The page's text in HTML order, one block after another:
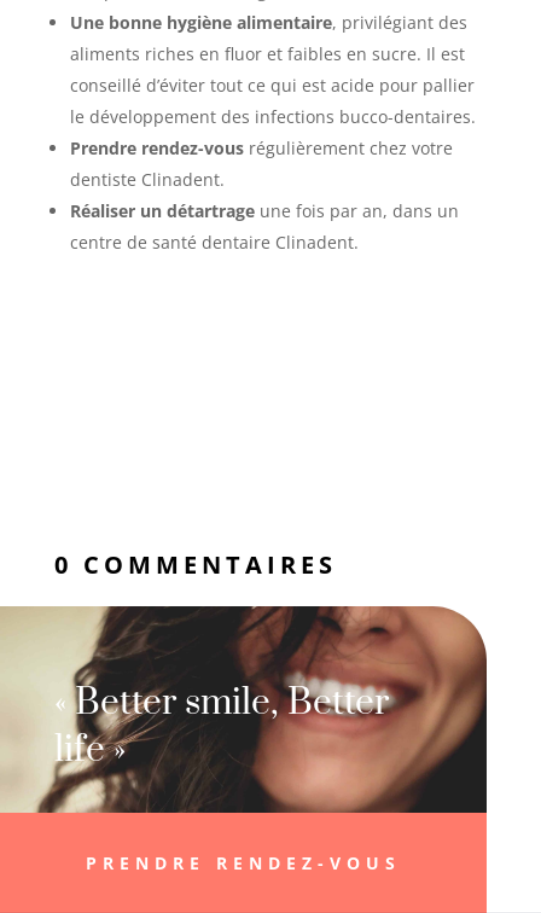
Une bonne hygiène alimentaire, privilégiant des
aliments riches en fluor et faibles en sucre. Il est
conseillé d’éviter tout ce qui est acide pour pallier
le développement des infections bucco-dentaires.
Prendre rendez-vousrégulièrement chez votre
dentiste Clinadent.
Réaliser un détartrageune fois par an, dans un
centre de santé dentaire Clinadent.
0 COMMENTAIRES
« Better smile, Better
life »
PRENDRE RENDEZ-VOUS